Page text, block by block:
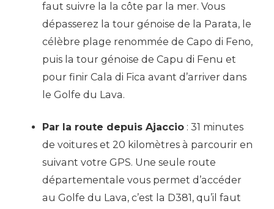
faut suivre la la côte par la mer. Vous
dépasserez la tour génoise de la Parata, le
célèbre plage renommée de Capo di Feno,
puis la tour génoise de Capu di Fenu et
pour finir Cala di Fica avant d’arriver dans
le Golfe du Lava.
Par la route depuis Ajaccio : 31 minutes
de voitures et 20 kilomètres à parcourir en
suivant votre GPS. Une seule route
départementale vous permet d’accéder
au Golfe du Lava, c’est la D381, qu’il faut